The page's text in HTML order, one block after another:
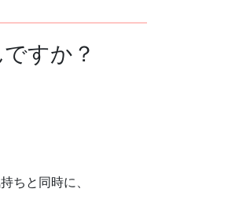
すか？
ちと同時に、